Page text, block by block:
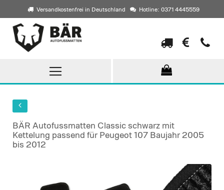
Versandkostenfrei in Deutschland Hotline: 0371 4445559
Direkt
zum
Inhalt
BÄR Autofussmatten Classic schwarz mit
Kettelung passend für Peugeot 107 Baujahr 2005
bis 2012